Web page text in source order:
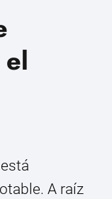
A raíz